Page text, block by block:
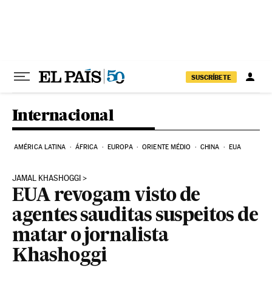
SUSCRÍBETE
Internacional
AMÉRICA LATINA ÁFRICA EUROPA ORIENTE MÉDIO CHINA EUA
JAMAL KHASHOGGI
EUA revogam visto de
agentes sauditas suspeitos de
matar o jornalista
Khashoggi